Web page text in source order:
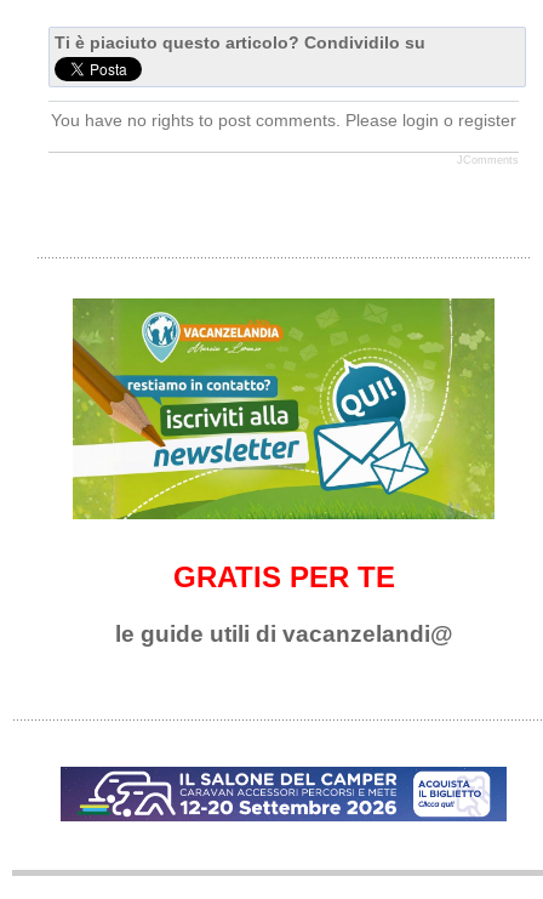
Ti è piaciuto questo articolo? Condividilo su
You have no rights to post comments. Please login o register
JComments
GRATIS PER TE
le guide utili di vacanzelandi@